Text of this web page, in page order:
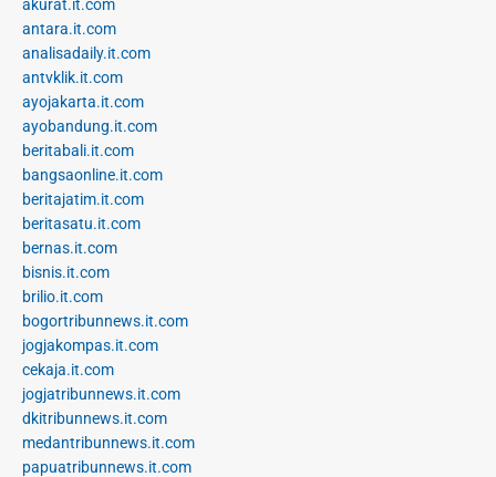
akurat.it.com
antara.it.com
analisadaily.it.com
antvklik.it.com
ayojakarta.it.com
ayobandung.it.com
beritabali.it.com
bangsaonline.it.com
beritajatim.it.com
beritasatu.it.com
bernas.it.com
bisnis.it.com
brilio.it.com
bogortribunnews.it.com
jogjakompas.it.com
cekaja.it.com
jogjatribunnews.it.com
dkitribunnews.it.com
medantribunnews.it.com
papuatribunnews.it.com